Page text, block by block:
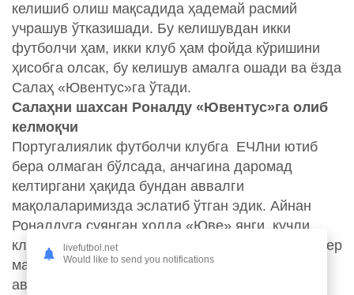
келишиб олиш мақсадида ҳадемай расмий
учрашув ўтказишади. Бу келишувдан икки
футболчи ҳам, икки клуб ҳам фойда кўришини
ҳисобга олсак, бу келишув амалга ошади ва ёзда
Салаҳ «Ювентус»га ўтади.
Салаҳни шахсан Роналду «Ювентус»га олиб
келмоқчи
Португалиялик футболчи клубга ЕЧЛни ютиб
бера олмаган бўлсада, анчагина даромад
келтиргани ҳақида бундан аввалги
мақолаларимизда эслатиб ўтган эдик. Айнан
Роналдуга суянган холда «Юве» янги, кучли
клуб тузиш мақсадида футболчи билан трансфер
масаласида маслаҳатлашгани ҳақида анча
аввал хабарлар тарқаган эди. Айнан Роналду
livefutbol.net
Would like to send you notifications